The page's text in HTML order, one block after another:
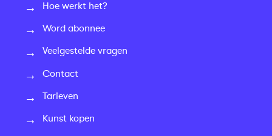
Hoe werkt het?
Word abonnee
Veelgestelde vragen
Contact
Tarieven
Kunst kopen